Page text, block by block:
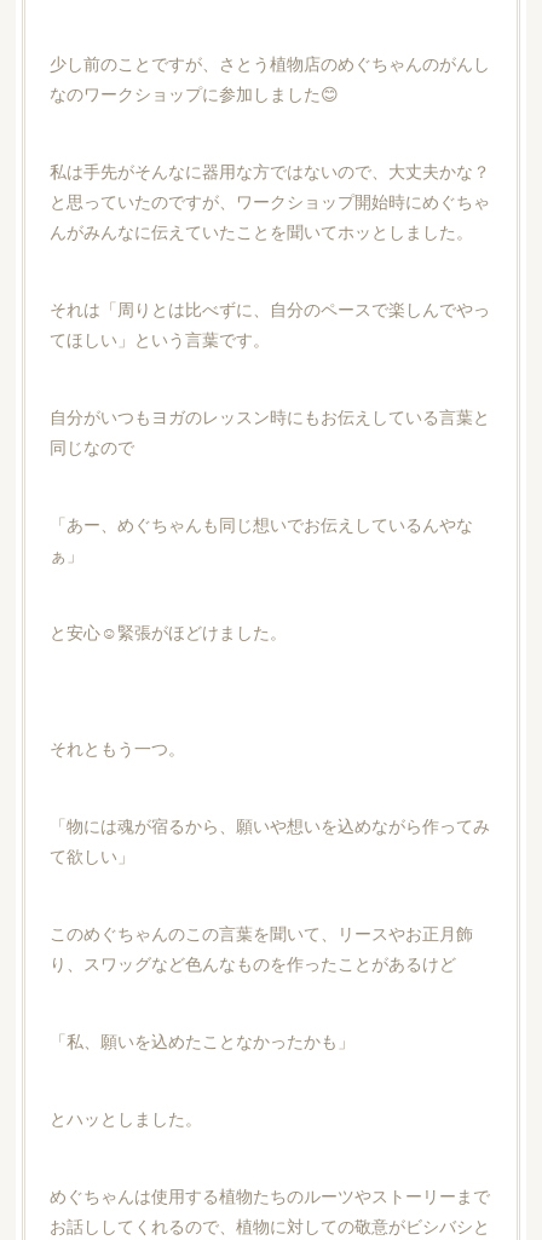
少し前のことですが、さとう植物店のめぐちゃんのがんし
なのワークショップに参加しました😊
私は手先がそんなに器用な方ではないので、大丈夫かな？
と思っていたのですが、ワークショップ開始時にめぐちゃ
んがみんなに伝えていたことを聞いてホッとしました。
それは「周りとは比べずに、自分のペースで楽しんでやっ
てほしい」という言葉です。
自分がいつもヨガのレッスン時にもお伝えしている言葉と
同じなので
「あー、めぐちゃんも同じ想いでお伝えしているんやな
ぁ」
と安心☺️緊張がほどけました。
それともう一つ。
「物には魂が宿るから、願いや想いを込めながら作ってみ
て欲しい」
このめぐちゃんのこの言葉を聞いて、リースやお正月飾
り、スワッグなど色んなものを作ったことがあるけど
「私、願いを込めたことなかったかも」
とハッとしました。
めぐちゃんは使用する植物たちのルーツやストーリーまで
お話ししてくれるので、植物に対しての敬意がビシバシと